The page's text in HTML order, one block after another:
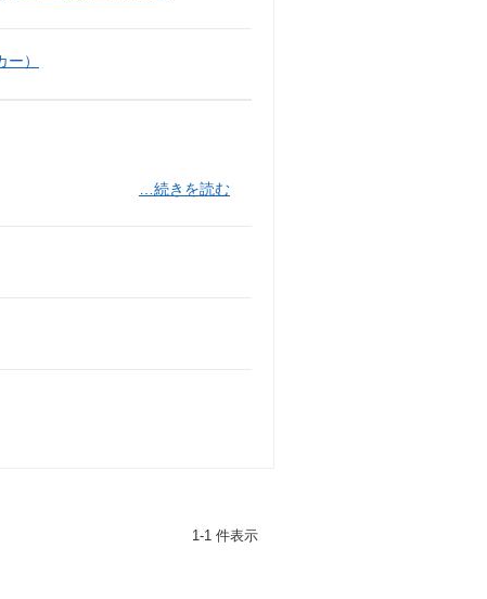
）
…続きを読む
1-1 件表示